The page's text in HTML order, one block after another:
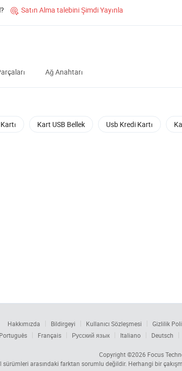
 Satın Alma talebini Şimdi Yayınla
Ağ Anahtarı
Kart USB Bellek Usb Kredi Kartı
Hakkımızda Bildirgeyi Kullanıcı Sözleşmesi Gizlilik
Português Français Русский язык Italiano Deutsch
Copyright ©2026 Focus
arasındaki farktan sorumlu değildir. Herhangi bir